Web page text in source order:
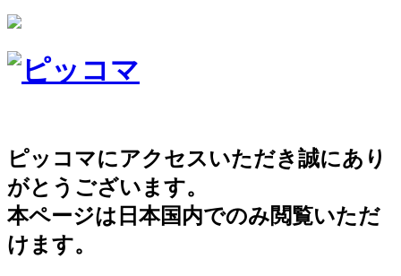
ピッコマにアクセスいただき誠にあり
がとうございます。
本ページは日本国内でのみ閲覧いただ
けます。